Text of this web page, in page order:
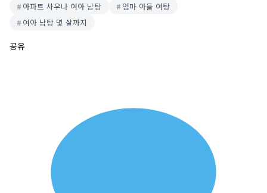
아파트 사우나 여아 남탕
엄마 아들 여탕
여아 남탕 몇 살까지
공유